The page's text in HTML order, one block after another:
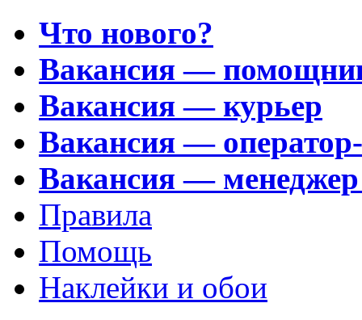
Что нового?
Вакансия —
Вакансия — курьер
Вакансия —
Вакансия —
Правила
Помощь
Наклейки и обои